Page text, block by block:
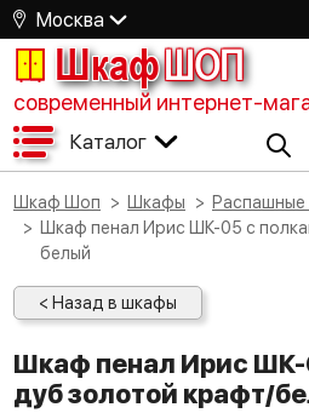
Москва
ШкафШОП
современный интернет-
Каталог
Шкаф Шоп Шкафы
Шкаф пенал Ирис ШК-05 с полками дуб золотой крафт/
белый
< Назад в шкафы
Шкаф пенал Ирис ШК-05 с полками
дуб золотой крафт/